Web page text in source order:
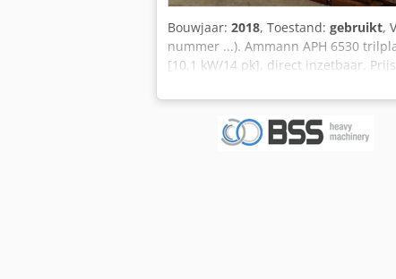
Bouwjaar: 2018, Toestand: gebruikt,
nummer ...). Ammann APH 6530
[10,1 kW/14 pk], direct inzetbaar.
wij u ook een financieringsaanbod
servicepartner van Gierking GMT.
en servicepartner van Weber MT.
DMS. Wij zijn officieel distributie-
Wij zijn officieel distributie- en
bedrijfswagenhandelaren van
Meer informatie = Leeggewicht: 539